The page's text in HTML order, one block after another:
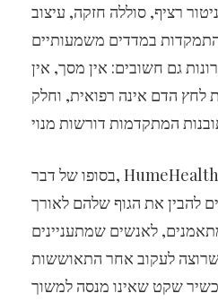
רציף, סוללה חזקה, עיצוב
במדדים משמעותיים
גם חשובים: אין מסך, אין
לחץ הדם אינה רפואית, וחלק
בסופו של דבר, HumeHealth Band 2.0 מתאים
להבין את הגוף שלהם לאורך
לאנשים שמתעניינים
שרוצה לעקוב אחר התאוששות
שקט שאינו מנסה למשוך